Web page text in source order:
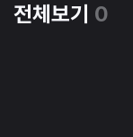
전체보기 0